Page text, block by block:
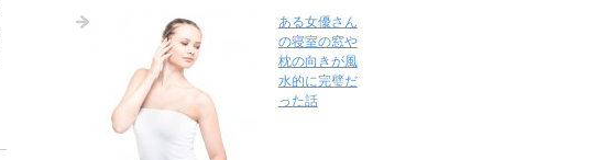
ある女優さん
の寝室の窓や
枕の向きが風
水的に完璧だ
った話